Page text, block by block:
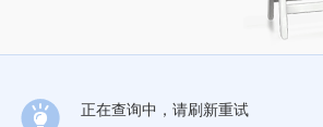
正在查询中，请刷新重试